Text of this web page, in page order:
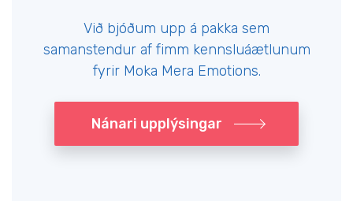
Við bjóðum upp á pakka sem
samanstendur af fimm kennsluáætlunum
fyrir Moka Mera Emotions.
Nánari upplýsingar